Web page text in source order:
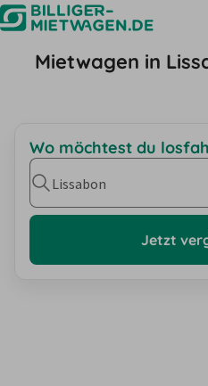
Mietwagen in
Wo möchtest du
Lissabon
Jetzt